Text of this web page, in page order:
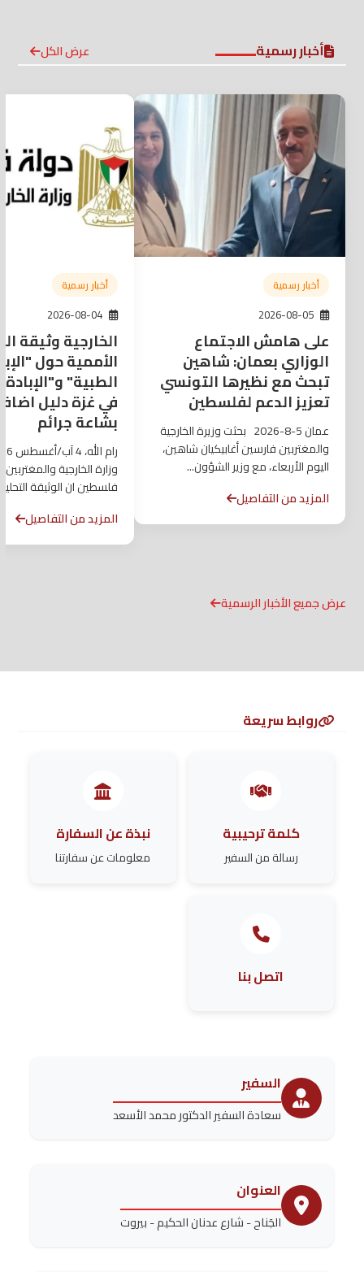
أخبار رسمية عرض الكل
أخبار رسمية
2026-08-05
على هامش الاجتماع
الوزاري بعمان: شاهين
تبحث مع نظيرها التونسي
تعزيز الدعم لفلسطين
عمان 5-8-2026 بحثت وزيرة الخارجية
والمغتربين فارسين أغابيكيان شاهين،
اليوم الأربعاء، مع وزير الشؤون...
المزيد من التفاصيل
أخبار رسمية
2026-08-04
الخارجية وثيقة
الأممية حول
الطبية" و"الإبادة
في غزة دليل
بشاعة جرائم
وزارة الخارجية
فلسطين ان الوثيقة
المزيد من التفاصيل
عرض جميع الأخبار الرسمية
روابط سريعة
كلمة ترحيبية
رسالة من السفير
نبذة عن السفارة
معلومات عن سفارتنا
اتصل بنا
السفير
سعادة السفير الدكتور محمد الأسعد
العنوان
الجَناح - شارع عدنان الحكيم - بيروت